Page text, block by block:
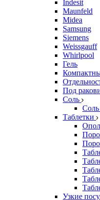
Indesit
Maunfeld
Midea
Samsung
Siemens
Weissgauff
Whirlpool
Гель
Под
Соль
Соль
Таблетки
Узкие